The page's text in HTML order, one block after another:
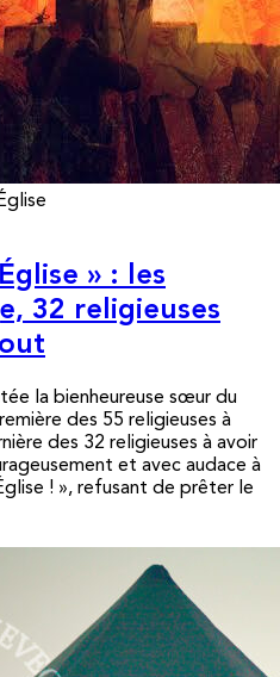
» : les
32 religieuses
la bienheureuse sœur du
des 55 religieuses à
des 32 religieuses à avoir
et avec audace à
! », refusant de prêter le